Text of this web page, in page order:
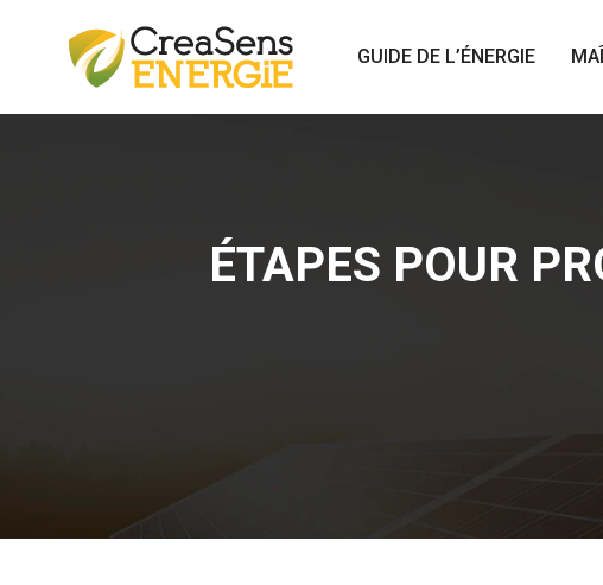
GUIDE DE L’ÉNERGIE
ÉTAPES POUR